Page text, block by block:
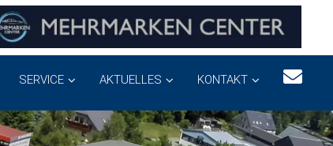
SERVICE AKTUELLES KONTAKT